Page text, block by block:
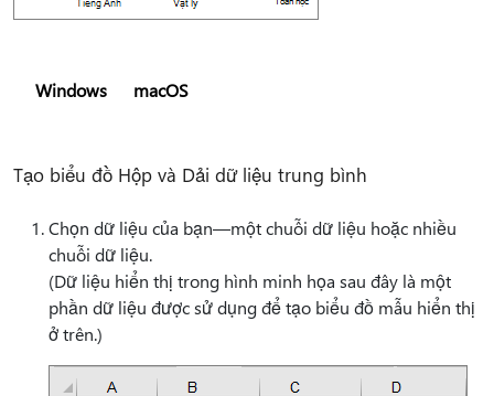
Windows macOS
Tạo biểu đồ Hộp và Dải dữ liệu trung bình
Chọn dữ liệu của bạn—một chuỗi dữ liệu hoặc nhiều
chuỗi dữ liệu.
(Dữ liệu hiển thị trong hình minh họa sau đây là một
phần dữ liệu được sử dụng để tạo biểu đồ mẫu hiển thị
ở trên.)